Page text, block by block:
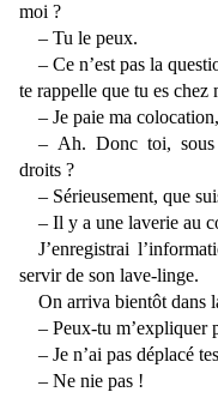
moi ?
– Tu le peux.
– Ce n’est pas la
te rappelle que tu es chez
– Je paie ma
– Ah. Donc toi, sous
droits ?
– Sérieusement, que
– Il y a une laverie au
J’enregistrai
servir de son lave-linge.
On arriva bientôt dans
– Peux-tu m’expliquer
– Je n’ai pas déplacé
– Ne nie pas !